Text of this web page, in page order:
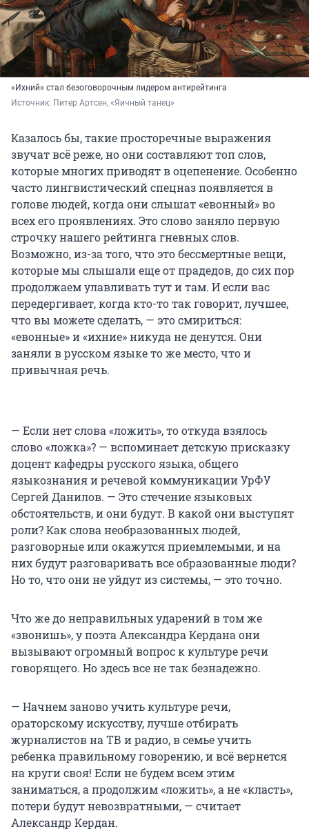
«Ихний» стал безоговорочным лидером антирейтинга
Источник: Питер Артсен, «Яичный танец»
Казалось бы, такие просторечные выражения
звучат всё реже, но они составляют топ слов,
которые многих приводят в оцепенение. Особенно
часто лингвистический спецназ появляется в
голове людей, когда они слышат «евонный» во
всех его проявлениях. Это слово заняло первую
строчку нашего рейтинга гневных слов.
Возможно, из-за того, что это бессмертные вещи,
которые мы слышали еще от прадедов, до сих пор
продолжаем улавливать тут и там. И если вас
передергивает, когда кто-то так говорит, лучшее,
что вы можете сделать, — это смириться:
«евонные» и «ихние» никуда не денутся. Они
заняли в русском языке то же место, что и
привычная речь.
— Если нет слова «ложить», то откуда взялось
слово «ложка»? — вспоминает детскую присказку
доцент кафедры русского языка, общего
языкознания и речевой коммуникации УрФУ
Сергей Данилов. — Это стечение языковых
обстоятельств, и они будут. В какой они выступят
роли? Как слова необразованных людей,
разговорные или окажутся приемлемыми, и на
них будут разговаривать все образованные люди?
Но то, что они не уйдут из системы, — это точно.
Что же до неправильных ударений в том же
«звонишь», у поэта Александра Кердана они
вызывают огромный вопрос к культуре речи
говорящего. Но здесь все не так безнадежно.
— Начнем заново учить культуре речи,
ораторскому искусству, лучше отбирать
журналистов на ТВ и радио, в семье учить
ребенка правильному говорению, и всё вернется
на круги своя! Если не будем всем этим
заниматься, а продолжим «ложить», а не «класть»,
потери будут невозвратными, — считает
Александр Кердан.